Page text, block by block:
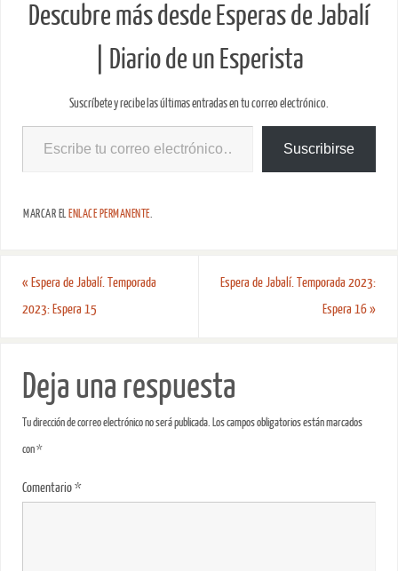
Descubre más desde Esperas de Jabalí
| Diario de un Esperista
Suscríbete y recibe las últimas entradas en tu correo electrónico.
Suscribirse
MARCAR EL ENLACE PERMANENTE.
« Espera de Jabalí. Temporada
2023: Espera 15
Espera de Jabalí. Temporada 2023:
Espera 16»
Deja una respuesta
Tu dirección de correo electrónico no será publicada. Los campos obligatorios están marcados
con*
Comentario*